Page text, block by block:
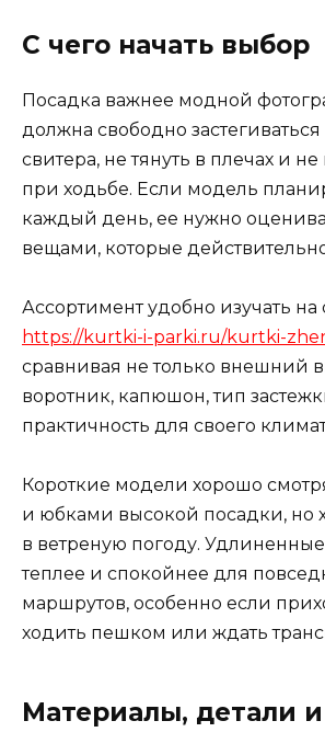
С чего начать выбор
Посадка важнее модной
должна свободно
свитера, не тянуть в плечах и
при ходьбе. Если модель
каждый день, ее нужно
вещами, которые действительно
Ассортимент удобно изучать на
https://kurtki-i-parki.ru/kurtki-
сравнивая не только внешний
воротник, капюшон, тип
практичность для своего
Короткие модели хорошо
и юбками высокой посадки, но
в ветреную погоду.
теплее и спокойнее для
маршрутов, особенно если
ходить пешком или ждать
Материалы, детали